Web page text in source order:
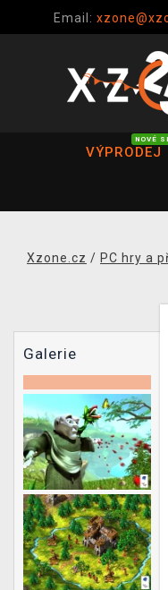
Email:
VÝPRODEJ
NOVÉ
Xzone.cz / PC hry a
Galerie